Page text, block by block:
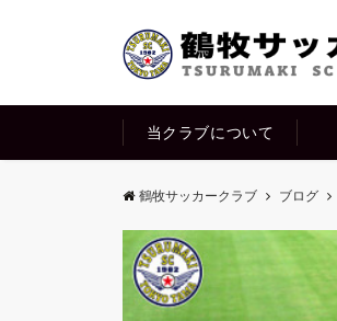
当クラブについて
鶴牧サッカークラブ ブログ